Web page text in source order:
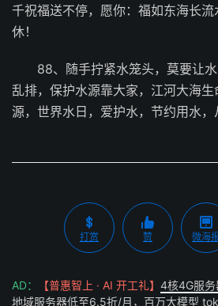
千祝福送不停，愿你：福如东海长
休！
88、随手拧紧水笼头，莫要让
乱排，保护水源靠大家，江河大海
源，世界水日，爱护水，节约用水，
打赏 赞 微海
AD： 【普惠智上 · AI 开工礼】 4核4G服
地域服务器低至6.5折/月，百万大模型